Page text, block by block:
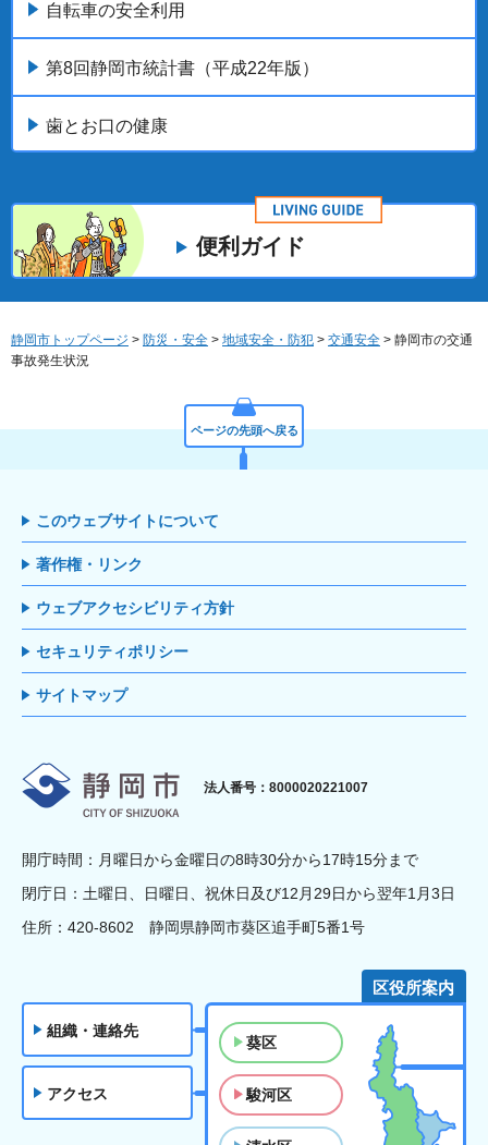
自転車の安全利用
第8回静岡市統計書（平成22年版）
歯とお口の健康
便利ガイド
静岡市トップページ > 防災・安全 > 地域安全・防犯 > 交通安全 > 静岡市の交通
事故発生状況
ページの先頭へ戻る
このウェブサイトについて
著作権・リンク
ウェブアクセシビリティ方針
セキュリティポリシー
サイトマップ
静岡市
法人番号：8000020221007
開庁時間：月曜日から金曜日の8時30分から17時15分まで
閉庁日：土曜日、日曜日、祝休日及び12月29日から翌年1月3日
住所：420-8602 静岡県静岡市葵区追手町5番1号
組織・連絡先
アクセス
区役所案内
葵区
駿河区